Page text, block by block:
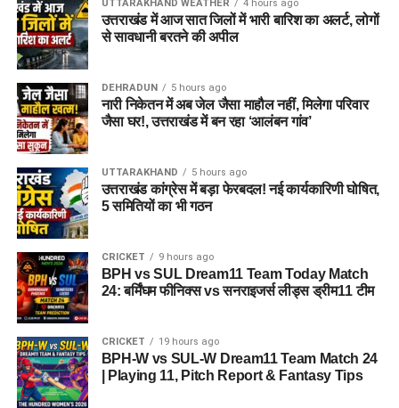
भी मदद मिलने की उम्मीद है।
समाज के सामने लाना है ताकि उनकी प्रेरक यात्रा नई पीढ़ी और अन्य
महिलाओं को आगे बढ़ने की प्रेरणा दे सके। उन्होंने कहा कि उत्तराखंड की
वीरांगना तीलू रौतेली के नाम पर दिया जाने वाला यह सम्मान महिलाओं के
साहस, नेतृत्व और आत्मनिर्भरता का प्रतीक बन चुका है।
उत्कृष्ट सेवाओं का सम्मान करना सरकार
का दायित्व
मंत्री ने बताया कि इसी अवसर पर राज्य स्तरीय आंगनबाड़ी कार्यकर्ती
पुरस्कार भी प्रदान किए जाएंगे। उन्होंने कहा कि आंगनबाड़ी कार्यकर्तियां
जागरूकता जैसे महत्वपूर्ण कार्यों में सरकार की सबसे मजबूत कड़ी हैं। उनके
समर्पण और उत्कृष्ट सेवाओं का सम्मान करना सरकार का दायित्व है।
UTTARAKHAND WEATHER 4 hours ago
उत्तराखंड में आज सात जिलों में भारी बारिश का अलर्ट, लोगों
से सावधानी बरतने की अपील
DEHRADUN 5 hours ago
नारी निकेतन में अब जेल जैसा माहौल नहीं, मिलेगा परिवार
जैसा घर!, उत्तराखंड में बन रहा ‘आलंबन गांव’
UTTARAKHAND 5 hours ago
उत्तराखंड कांग्रेस में बड़ा फेरबदल! नई कार्यकारिणी घोषित,
5 समितियों का भी गठन
CRICKET 9 hours ago
BPH vs SUL Dream11 Team Today Match
24: बर्मिंघम फीनिक्स vs सनराइजर्स लीड्स ड्रीम11 टीम
CRICKET 19 hours ago
BPH-W vs SUL-W Dream11 Team Match 24
| Playing 11, Pitch Report & Fantasy Tips